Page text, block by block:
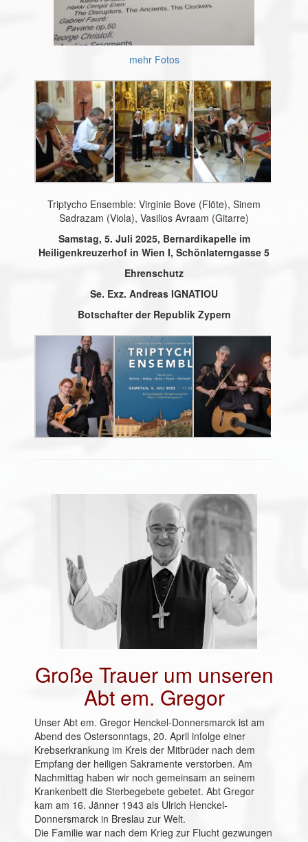
mehr Fotos
Triptycho Ensemble: Virginie Bove (Flöte), Sinem
Sadrazam (Viola), Vasilios Avraam (Gitarre)
Samstag, 5. Juli 2025, Bernardikapelle im
Heiligenkreuzerhof in Wien I, Schönlaterngasse 5
Ehrenschutz
Se. Exz. Andreas IGNATIOU
Botschafter der Republik Zypern
Große Trauer um unseren
Abt em. Gregor
Unser Abt em. Gregor Henckel-Donnersmarck ist am
Abend des Ostersonntags, 20. April infolge einer
Krebserkrankung im Kreis der Mitbrüder nach dem
Empfang der heiligen Sakramente verstorben. Am
Nachmittag haben wir noch gemeinsam an seinem
Krankenbett die Sterbegebete gebetet. Abt Gregor
kam am 16. Jänner 1943 als Ulrich Henckel-
Donnersmarck in Breslau zur Welt.
Die Familie war nach dem Krieg zur Flucht gezwungen